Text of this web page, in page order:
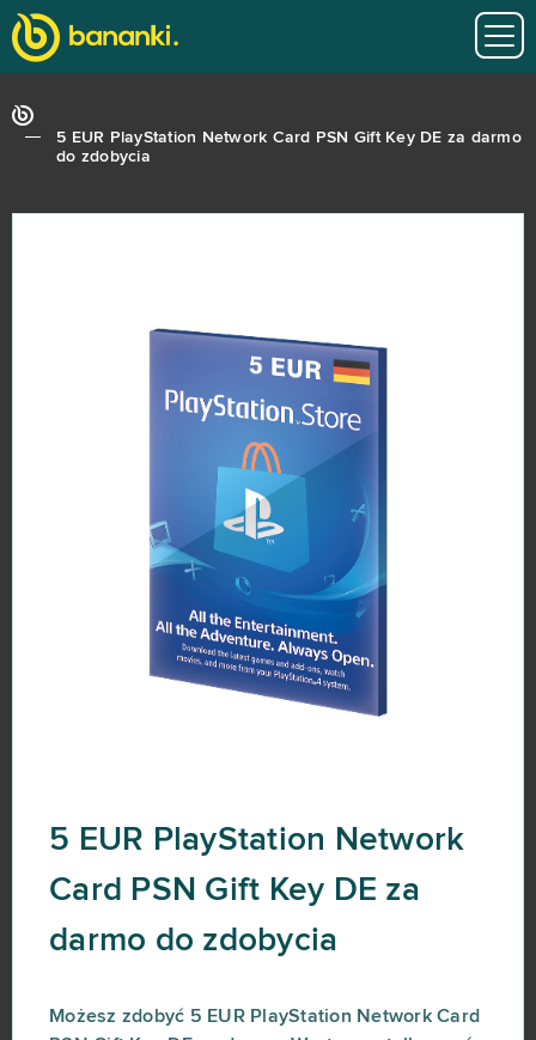
5 EUR PlayStation Network Card PSN Gift Key DE za darmo
do zdobycia
5 EUR PlayStation Network
Card PSN Gift Key DE za
darmo do zdobycia
Możesz zdobyć 5 EUR PlayStation Network Card